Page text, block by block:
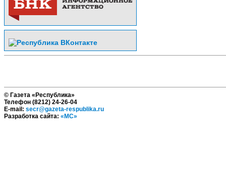
© Газета «Республика»
Телефон (8212) 24-26-04
E-mail: secr@gazeta-respublika.ru
Разработка сайта: «МС»